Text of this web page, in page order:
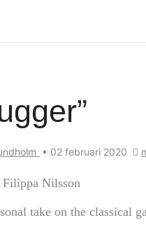
• 02 februari 2020
Nilsson
take on the classical